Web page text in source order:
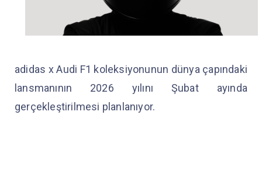
adidas x Audi F1 koleksiyonunun dünya çapındaki
lansmanının 2026 yılını Şubat ayında
gerçekleştirilmesi planlanıyor.